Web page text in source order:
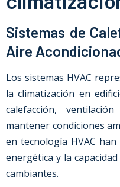
Sistemas de
Aire
Los sistemas HVAC
la climatización en
calefacción,
mantener condiciones
en tecnología HVAC
energética y la
cambiantes.